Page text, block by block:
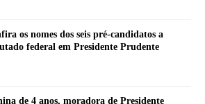
os nomes dos seis pré-candidatos a
federal em Presidente Prudente
de 4 anos, moradora de Presidente